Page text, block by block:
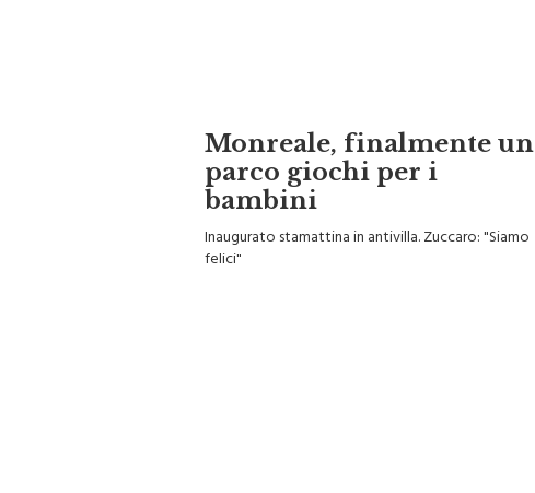
Monreale, finalmente un
parco giochi per i
bambini
Inaugurato stamattina in antivilla. Zuccaro: "Siamo
felici"